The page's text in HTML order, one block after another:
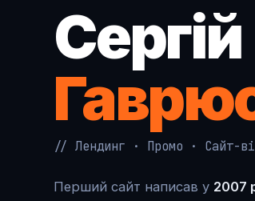
Сергій
// Лендинг · Промо · Сайт-
Перший сайт написав у 2007